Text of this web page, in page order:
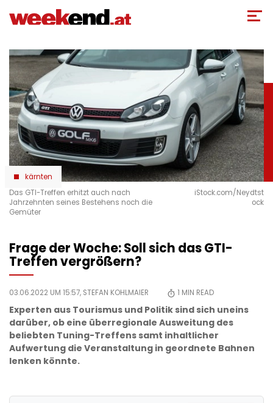
zum
kärnten
Das GTI-Treffen erhitzt auch nach
Jahrzehnten seines Bestehens noch die
Gemüter
iStock.com/Neydtst
ock
Frage der Woche: Soll sich das GTI-
Treffen vergrößern?
03.06.2022 UM 15:57, STEFAN KOHLMAIER 1 MIN READ
Experten aus Tourismus und Politik sind sich uneins
darüber, ob eine überregionale Ausweitung des
beliebten Tuning-Treffens samt inhaltlicher
Aufwertung die Veranstaltung in geordnete Bahnen
lenken könnte.